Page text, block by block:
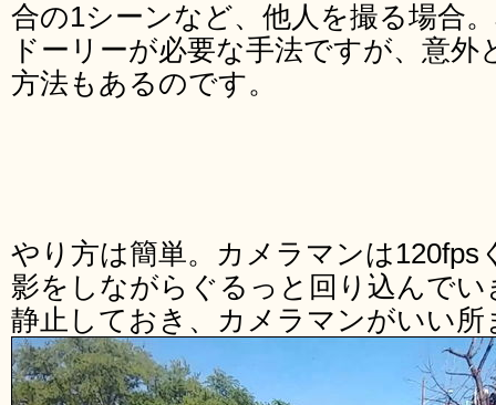
合の1シーンなど、他人を撮る場合
ドーリーが必要な手法ですが、意
方法もあるのです。
やり方は簡単。カメラマンは120fps
影をしながらぐるっと回り込んで
静止しておき、カメラマンがいい所